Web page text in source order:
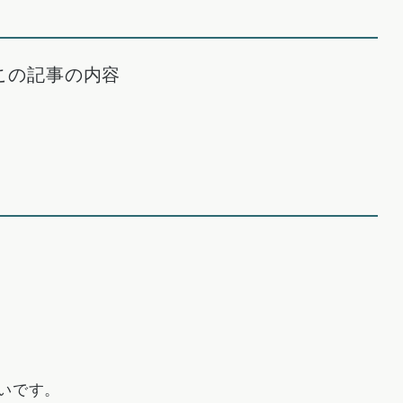
の記事の内容
す。